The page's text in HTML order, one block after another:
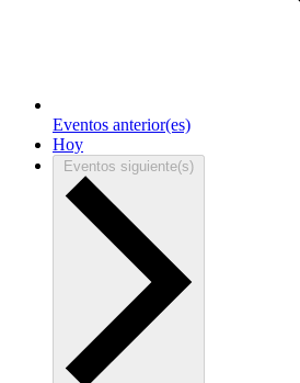
Eventos anterior(es)
Hoy
Eventos siguiente(s)